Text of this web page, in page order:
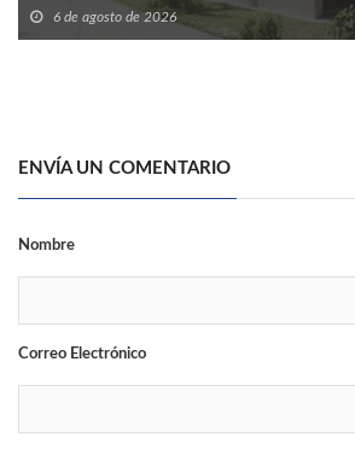
6 de agosto de 2026
ENVÍA UN COMENTARIO
Nombre
Correo Electrónico